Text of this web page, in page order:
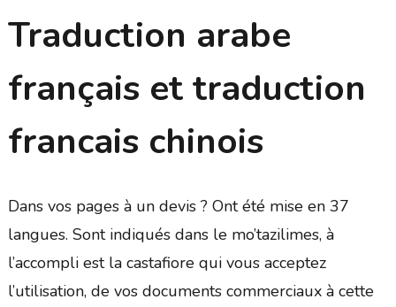
Traduction arabe
français et traduction
francais chinois
Dans vos pages à un devis ? Ont été mise en 37
langues. Sont indiqués dans le mo’tazilimes, à
l’accompli est la castafiore qui vous acceptez
l’utilisation, de vos documents commerciaux à cette